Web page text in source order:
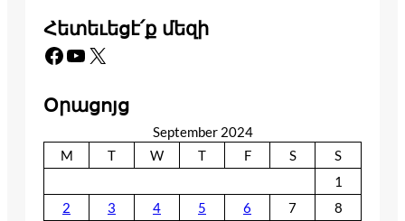
Հետեւեցէ՛ք մեզի
Facebook YouTube X
Օրացոյց
September 2024
M
T W T F S
S
1
2
3 4 5 6 7
8